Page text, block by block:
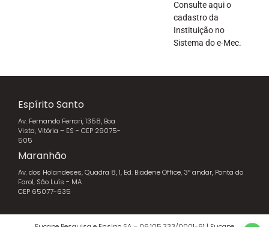
Consulte aqui o
cadastro da
Instituição no
Sistema do e-Mec.
Espírito Santo
Av. Fernando Ferrari, 1358, Boa
Vista, Vitória – ES - CEP 29075-
505
Maranhão
Av. dos Holandeses, Quadra 8, 1, Ed. Biadene Office, 3º andar, Ponta do
Farol, São Luís - MA
CEP 65077-635